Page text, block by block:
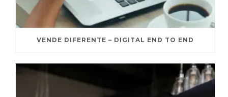
VENDE DIFERENTE – DIGITAL END TO END